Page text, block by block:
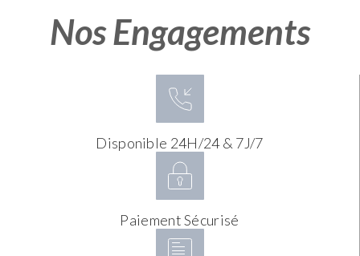
Nos Engagements
Disponible 24H/24 & 7J/7
Paiement Sécurisé